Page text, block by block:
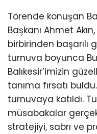
Törende konuşan
Başkanı Ahmet
birbirinden başarılı
turnuva boyunca
Balıkesir’imizin
tanıma fırsatı
turnuvaya katıldı.
müsabakalar
stratejiyi, sabrı ve